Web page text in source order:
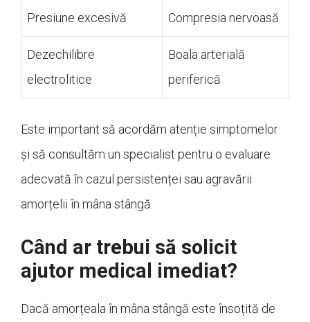
Presiune excesivă Compresia nervoasă
Dezechilibre
electrolitice
Boala arterială
periferică
Este important să acordăm atenție simptomelor
și să consultăm un specialist pentru o evaluare
adecvată în cazul persistenței sau agravării
amorțelii în mâna stângă.
Când ar trebui să solicit
ajutor medical imediat?
Dacă amorțeala în mâna stângă este însoțită de